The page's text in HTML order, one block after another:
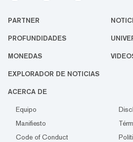
PARTNER
PROFUNDIDADES
MONEDAS
EXPLORADOR DE NOTICIAS
ACERCA DE
Equipo
Manifiesto
Code of Conduct